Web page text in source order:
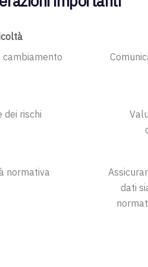
cambiamento
dei rischi
normativa
dati